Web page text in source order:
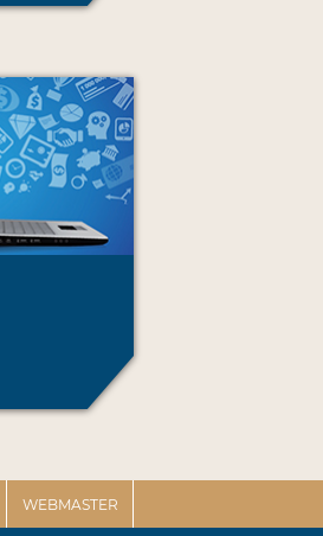
WEBMASTER